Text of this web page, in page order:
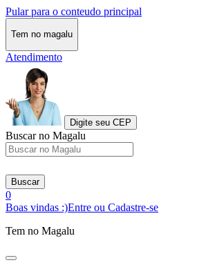
Pular para o conteudo principal
Tem no magalu
Atendimento
Digite seu CEP
Buscar no Magalu
Buscar
0
Boas vindas :)Entre ou Cadastre-se
Tem no Magalu